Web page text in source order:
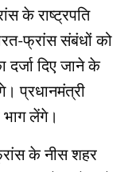
के राष्ट्रपति
फ्रांस संबंधों को
दर्जा दिए जाने के
प्रधानमंत्री
लेंगे।
के नीस शहर